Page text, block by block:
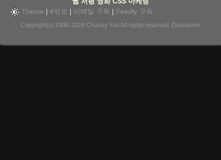
Theme | #위로 | 이메일 구독 | Feedly 구독
Copyright(c) 1996-2026 Channy Yun All rights reserved. Disclaimer